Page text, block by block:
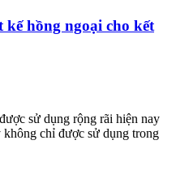
kế hồng ngoại cho kết
sử dụng rộng rãi hiện nay
chỉ được sử dụng trong